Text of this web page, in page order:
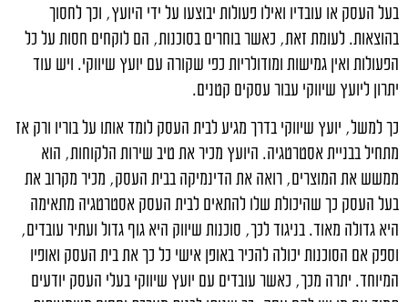
בעל העסק או עובדיו ואילו פעולות יבוצעו על ידי היועץ, וכך לחסוך
בהוצאות. לעומת זאת, כאשר בוחרים בסוכנות, הם לוקחים חסות על כל
הפעולות ואין גמישות ומודולריות כפי שקורה עם יועץ שיווקי. ויש עוד
יתרון ליועץ שיווקי עבור עסקים קטנים.
כך למשל, יועץ שיווקי בדרך מגיע לבית העסק לומד אותו על בוריו ורק אז
מתחיל בבניית אסטרטגיה. היועץ מכיר את טיב שירות הלקוחות, הוא
ממשש את המוצרים, רואה את הדינמיקה בבית העסק, מכיר מקרוב את
בעל העסק כך שהיכולת שלו להתאים לבית העסק אסטרטגיה מתאימה
היא גדולה מאוד. בניגוד לכך, סוכנות שיווק היא גוף גדול ועתיר עובדים,
וספק אם הסוכנות יכולה להכיר באופן אישי כל כך את בית העסק ואופיו
המיוחד. יתרה מכך, כאשר עובדים עם יועץ שיווקי בעלי העסק יודעים